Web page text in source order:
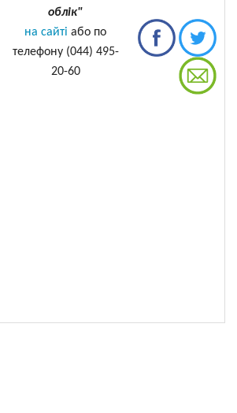
облік"
на сайті або по
телефону (044) 495-
20-60